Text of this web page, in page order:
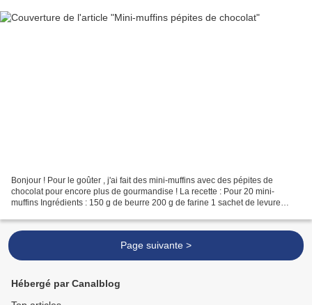
Bonjour ! Pour le goûter , j'ai fait des mini-muffins avec des pépites de
chocolat pour encore plus de gourmandise ! La recette : Pour 20 mini-
muffins Ingrédients : 150 g de beurre 200 g de farine 1 sachet de levure
Page suivante >
Hébergé par Canalblog